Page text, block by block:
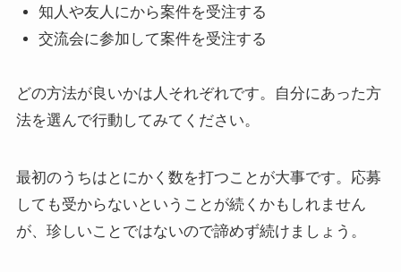
知人や友人にから案件を受注する
交流会に参加して案件を受注する
どの方法が良いかは人それぞれです。自分にあった方
法を選んで行動してみてください。
最初のうちはとにかく数を打つことが大事です。応募
しても受からないということが続くかもしれません
が、珍しいことではないので諦めず続けましょう。